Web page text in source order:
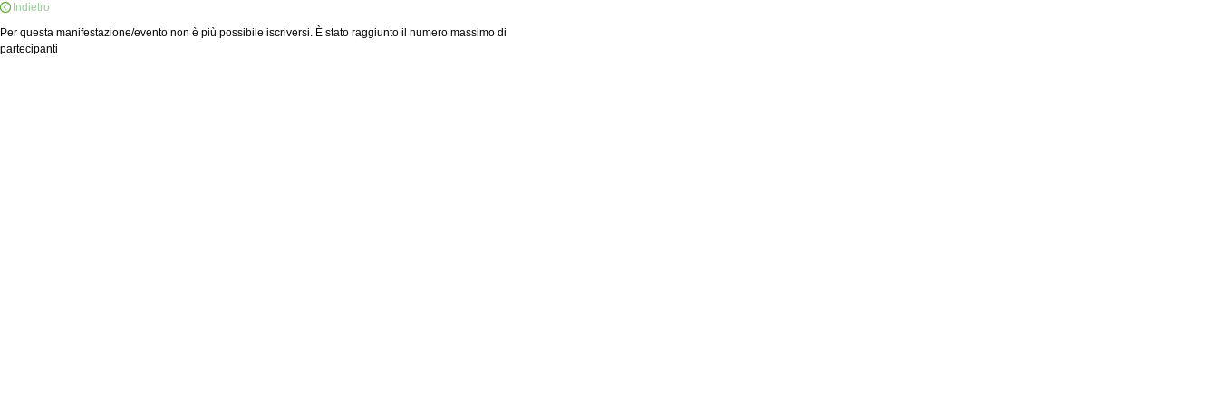
Indietro
Per questa manifestazione/evento non è più possibile iscriversi. È stato raggiunto il numero massimo di
partecipanti